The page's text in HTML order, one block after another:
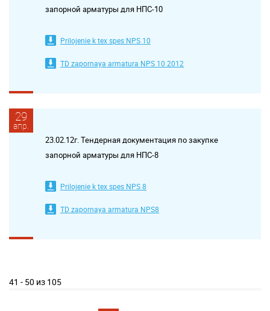
запорной арматуры для НПС-10
Prilojenie k tex spes NPS 10
TD zapornaya armatura NPS 10 2012
29
апр.
23.02.12г. Тендерная документация по закупке
запорной арматуры для НПС-8
Prilojenie k tex spes NPS 8
TD zapornaya armatura NPS8
41 - 50 из 105